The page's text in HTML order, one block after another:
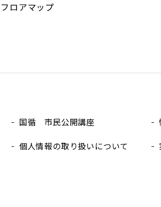
フロアマップ
国循 市民公開講座
個人情報の取り扱いについて